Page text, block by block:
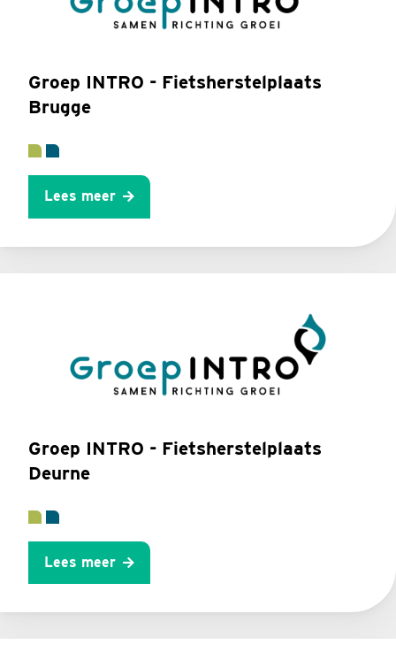
Groep INTRO - Fietsherstelplaats
Brugge
Lees meer
Groep INTRO - Fietsherstelplaats
Deurne
Lees meer